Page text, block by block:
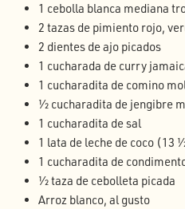
1 cebolla blanca mediana
2 tazas de pimiento rojo,
2 dientes de ajo picados
1 cucharada de curry
1 cucharadita de comino
1⁄2 cucharadita de jengibre
1 cucharadita de sal
1 lata de leche de coco (13
1 cucharadita de
1⁄2 taza de cebolleta picada
Arroz blanco, al gusto